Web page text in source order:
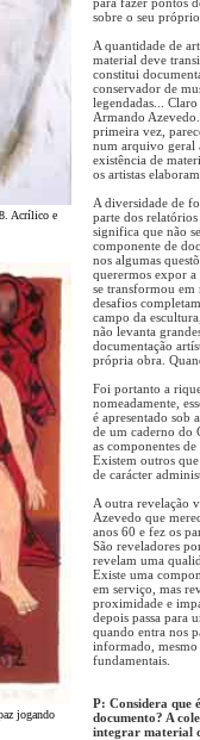
Acrílico e
jogando
sobre o seu
A quantidade de
material deve
constitui
conservador de
legendadas...
Armando
primeira vez,
num arquivo geral
existência de
os artistas
A diversidade de
parte dos
significa que não
componente de
nos algumas
querermos expor a
se transformou em
desafios
campo da
não levanta
documentação
própria obra.
Foi portanto a
nomeadamente,
é apresentado sob
de um caderno do
as componentes
Existem outros
de carácter
A outra revelação
Azevedo que
anos 60 e fez os
São reveladores
revelam uma
Existe uma
em serviço, mas
proximidade e
depois passa para
quando entra nos
informado, mesmo
fundamentais.
P: Considera que
documento? A
integrar material